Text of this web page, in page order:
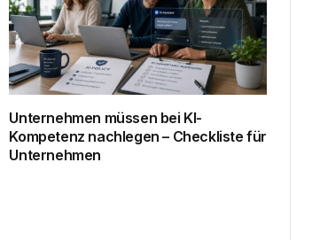
Unternehmen müssen bei KI-
Kompetenz nachlegen – Checkliste für
Unternehmen